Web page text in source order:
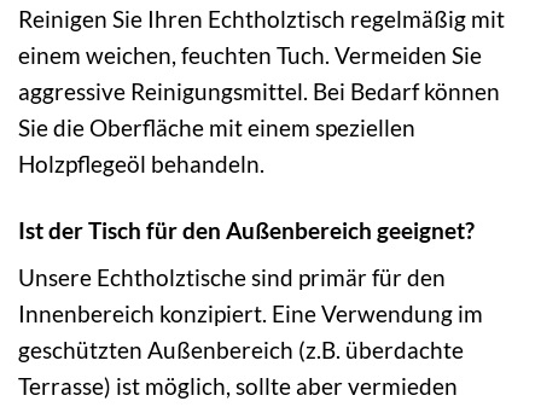
Reinigen Sie Ihren Echtholztisch regelmäßig mit
einem weichen, feuchten Tuch. Vermeiden Sie
aggressive Reinigungsmittel. Bei Bedarf können
Sie die Oberfläche mit einem speziellen
Holzpflegeöl behandeln.
Ist der Tisch für den Außenbereich geeignet?
Unsere Echtholztische sind primär für den
Innenbereich konzipiert. Eine Verwendung im
geschützten Außenbereich (z.B. überdachte
Terrasse) ist möglich, sollte aber vermieden